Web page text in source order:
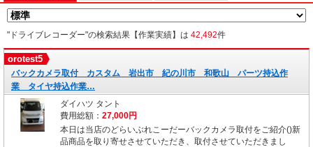
"ドライブレコーダー"の検索結果【作業実績】は 42,492件
orotest5
バックカメラ取付 カスタム 岩出市 紀の川市 和歌山 パーツ持込作
業 タイヤ持込作業…
ダイハツ タント
費用総額： 27,000円
本日は当店のどらいぶれこーだーバックカメラ取付をご紹介()新
品商品を取り寄せさせていただき、取付させていただきまし